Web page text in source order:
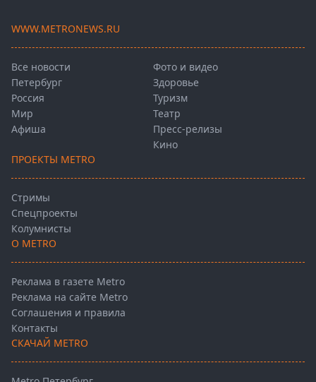
WWW.METRONEWS.RU
Все новости
Петербург
Россия
Мир
Афиша
Фото и видео
Здоровье
Туризм
Театр
Пресс-релизы
Кино
ПРОЕКТЫ METRO
Стримы
Спецпроекты
Колумнисты
О METRO
Реклама в газете Metro
Реклама на сайте Metro
Соглашения и правила
Контакты
СКАЧАЙ METRO